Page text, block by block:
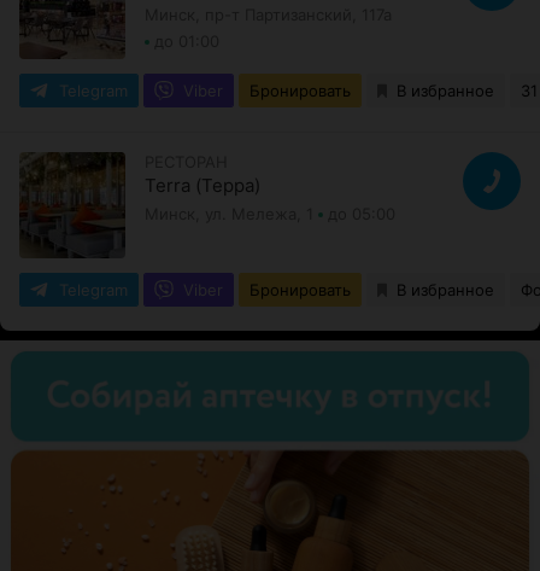
Telegram Viber Бронировать В избранное
Terra (Терра)
Telegram Viber Бронировать В избранное